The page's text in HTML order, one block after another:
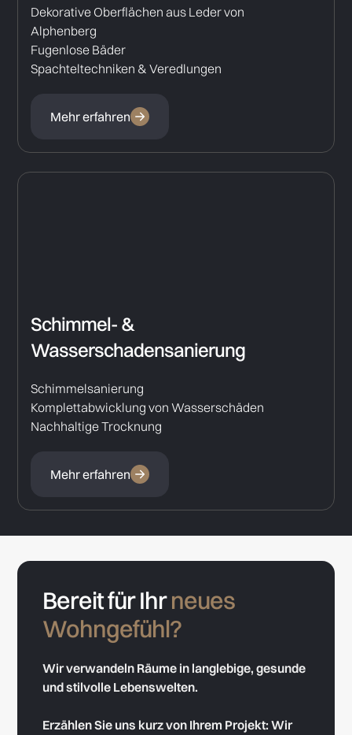
Dekorative Oberflächen aus Leder von
Alphenberg
Fugenlose Bäder
Spachteltechniken & Veredlungen
Mehr erfahren
Schimmel- &
Wasserschadensanierung
Schimmelsanierung
Komplettabwicklung von Wasserschäden
Nachhaltige Trocknung
Mehr erfahren
Bereit für Ihrneues
Wohngefühl?
Wir verwandeln Räume in langlebige, gesunde
und stilvolle Lebenswelten.
Erzählen Sie uns kurz von Ihrem Projekt: Wir